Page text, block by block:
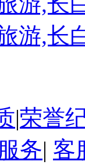
游,长
|荣誉
务| 客